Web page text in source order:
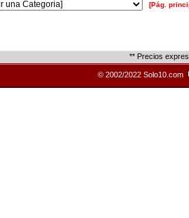
[Pág.
** Precios
© 2002/2022 Solo10.com